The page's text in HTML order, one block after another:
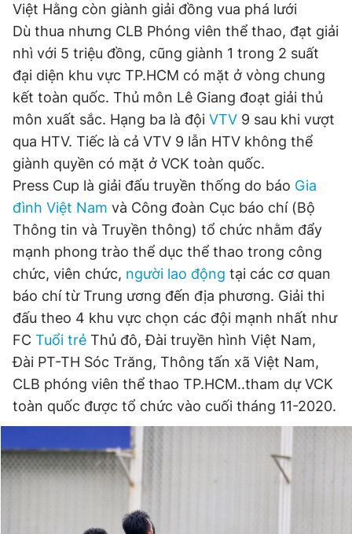
Đặt báo Quảng cáo RSS Tòa soạn Chính sách bảo
Tổng biên tập: Nguyễn Ngọc Toàn
Phó tổng biên tập thường trực: Hải Thành
Phó tổng biên tập: Trần Việt Hưng
Tổng thư ký tòa soạn: Đức Trung
Giấy phép xuất bản số 110/GP - BTTTT cấp ngày 24.3.2020
© 2003-2026 Bản quyền thuộc về Báo Thanh Niên. Cấm sao
chép dưới mọi hình thức nếu không có sự chấp thuận bằng văn
bản. Phát triển bởi ePi Technologies, JSC.
Việt Hằng còn giành giải đồng vua phá lưới
Dù thua nhưng CLB Phóng viên thể thao, đạt giải
nhì với 5 triệu đồng, cũng giành 1 trong 2 suất
đại diện khu vực TP.HCM có mặt ở vòng chung
kết toàn quốc. Thủ môn Lê Giang đoạt giải thủ
môn xuất sắc. Hạng ba là đội VTV 9 sau khi vượt
qua HTV. Tiếc là cả VTV 9 lẫn HTV không thể
giành quyền có mặt ở VCK toàn quốc.
Press Cup là giải đấu truyền thống do báo Gia
đình Việt Nam và Công đoàn Cục báo chí (Bộ
Thông tin và Truyền thông) tổ chức nhằm đẩy
mạnh phong trào thể dục thể thao trong công
chức, viên chức, người lao động tại các cơ quan
báo chí từ Trung ương đến địa phương. Giải thi
đấu theo 4 khu vực chọn các đội mạnh nhất như
FC Tuổi trẻ Thủ đô, Đài truyền hình Việt Nam,
Đài PT-TH Sóc Trăng, Thông tấn xã Việt Nam,
CLB phóng viên thể thao TP.HCM..tham dự VCK
toàn quốc được tổ chức vào cuối tháng 11-2020.